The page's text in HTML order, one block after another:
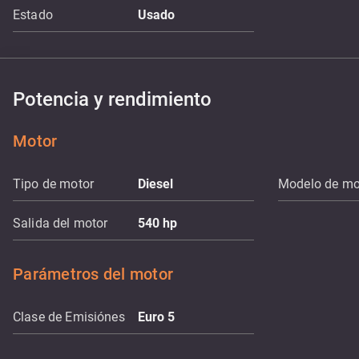
Estado Usado
Potencia y rendimiento
Motor
Tipo de motor Diesel Modelo de
Salida del motor 540hp
Parámetros del motor
Clase de Emisiónes Euro 5